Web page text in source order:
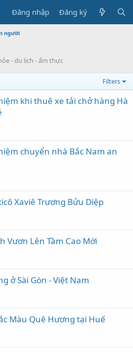
Đăng nhập Đăng ký
người
- du lịch - ẩm thực
Filters
khi thuê xe tải chở hàng Hà
chuyển nhà Bắc Nam an
Xaviê Trương Bửu Diệp
Vươn Lên Tầm Cao Mới
ở Sài Gòn - Việt Nam
Màu Quê Hương tại Huế